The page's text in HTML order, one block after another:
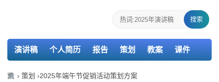
搜索
演讲稿 个人简历 报告 策划 教案 课件
检讨书 主持词
凯 › 策划 ›2025年端午节促销活动策划方案